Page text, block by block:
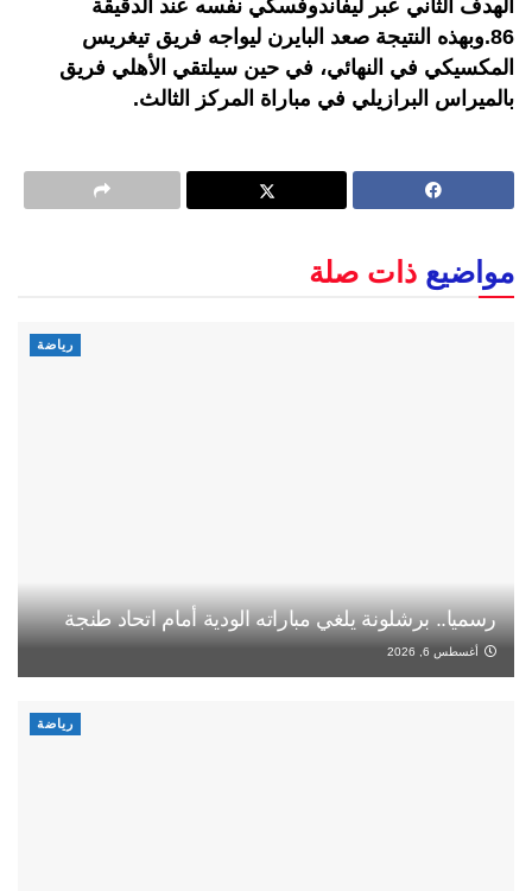
الهدف الثاني عبر ليفاندوفسكي نفسه عند الدقيقة
86.وبهذه النتيجة صعد البايرن ليواجه فريق تيغريس
المكسيكي في النهائي، في حين سيلتقي الأهلي فريق
بالميراس البرازيلي في مباراة المركز الثالث.
مواضيع ذات صلة
رياضة
رسميا.. برشلونة يلغي مباراته الودية أمام اتحاد طنجة
أغسطس 6, 2026
رياضة